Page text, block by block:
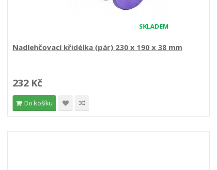
SKLADEM
Nadlehčovací křidélka (pár) 230 x 190 x 38 mm
232 Kč
Do košíku